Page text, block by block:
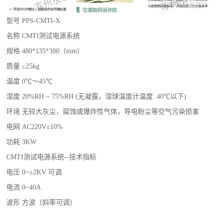
型号 PPS-CMTI-X
名称 CMTI测试电源系统
规格 480*135*380（mm）
质量 ≤25kg
温度 0℃～45℃
湿度 20%RH ~ 75%RH (无凝露，湿球温度计温度: 40℃以下)
环境 无较大灰尘，腐蚀或爆炸性气体，导电粉尘等空气污染损害
电网 AC220V±10%
功耗 3KW
CMTI测试电源系统--技术指标
电压 0~±2KV 可调
电流 0~40A
波形 方波（斜率可调）